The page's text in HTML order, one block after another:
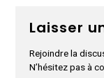
Laisser
Rejoindre la
N’hésitez pas à